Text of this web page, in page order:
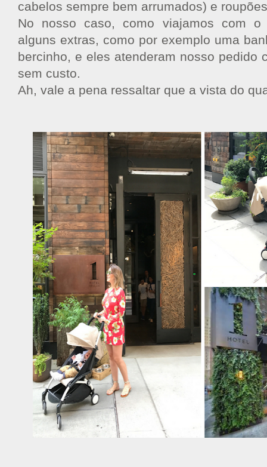
cabelos sempre bem arrumados) e
No nosso caso, como viajamos com o
alguns extras, como por exemplo uma
bercinho, e eles atenderam nosso pedido
sem custo.
Ah, vale a pena ressaltar que a vista do